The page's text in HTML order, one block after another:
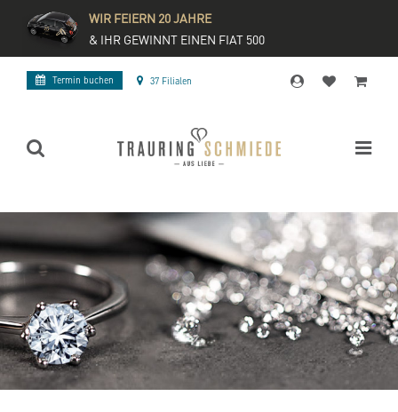
WIR FEIERN 20 JAHRE
& IHR GEWINNT EINEN FIAT 500
Termin buchen 37 Filialen